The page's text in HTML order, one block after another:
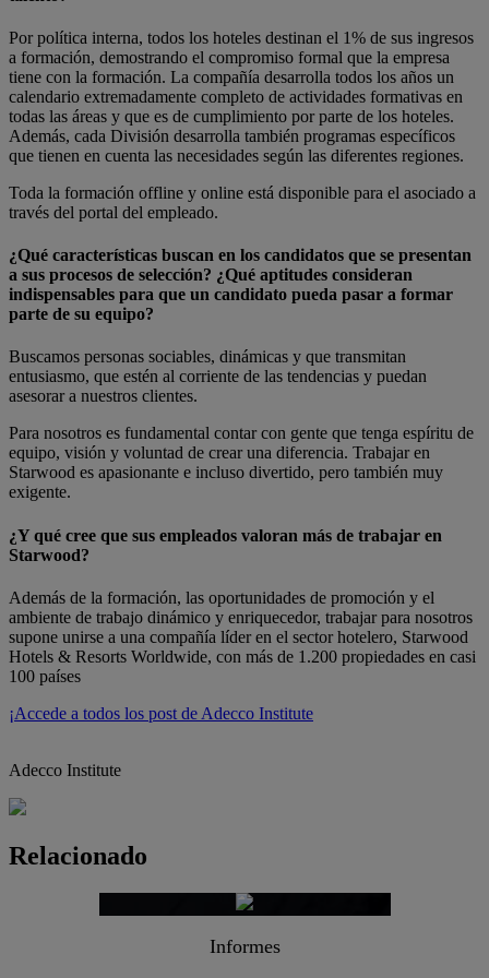
Por política interna, todos los hoteles destinan el 1% de sus ingresos
a formación, demostrando el compromiso formal que la empresa
tiene con la formación. La compañía desarrolla todos los años un
calendario extremadamente completo de actividades formativas en
todas las áreas y que es de cumplimiento por parte de los hoteles.
Además, cada División desarrolla también programas específicos
que tienen en cuenta las necesidades según las diferentes regiones.
Toda la formación offline y online está disponible para el asociado a
través del portal del empleado.
¿Qué características buscan en los candidatos que se presentan
a sus procesos de selección? ¿Qué aptitudes consideran
indispensables para que un candidato pueda pasar a formar
parte de su equipo?
Buscamos personas sociables, dinámicas y que transmitan
entusiasmo, que estén al corriente de las tendencias y puedan
asesorar a nuestros clientes.
Para nosotros es fundamental contar con gente que tenga espíritu de
equipo, visión y voluntad de crear una diferencia. Trabajar en
Starwood es apasionante e incluso divertido, pero también muy
exigente.
¿Y qué cree que sus empleados valoran más de trabajar en
Starwood?
Además de la formación, las oportunidades de promoción y el
ambiente de trabajo dinámico y enriquecedor, trabajar para nosotros
supone unirse a una compañía líder en el sector hotelero, Starwood
Hotels & Resorts Worldwide, con más de 1.200 propiedades en casi
100 países
¡Accede a todos los post de Adecco Institute
Adecco Institute
Relacionado
Informes